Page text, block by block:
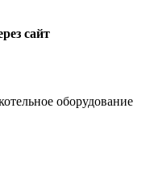
сайт
оборудование